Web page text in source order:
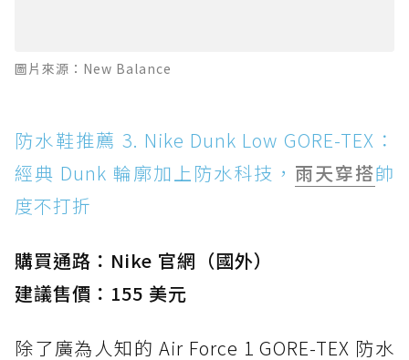
圖片來源：New Balance
防水鞋推薦 3. Nike Dunk Low GORE-TEX：
經典 Dunk 輪廓加上防水科技， 雨天穿搭帥
度不打折
購買通路：Nike 官網（國外）
建議售價：155 美元
除了廣為人知的 Air Force 1 GORE-TEX 防水